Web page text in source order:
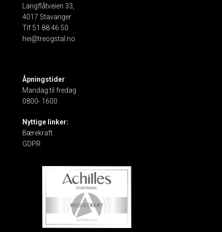
Langflåtveien 33,
4017 Stavanger
Tlf 51 88 46 50
hei@treogstal.no
Åpningstider:
Mandag til fredag
0800- 1600
Nyttige linker:
Bærekraft
GDPR